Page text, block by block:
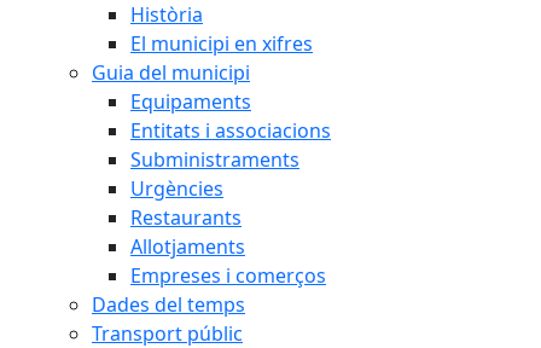
Història
El municipi en xifres
Guia del municipi
Equipaments
Entitats i associacions
Subministraments
Urgències
Restaurants
Allotjaments
Empreses i comerços
Dades del temps
Transport públic